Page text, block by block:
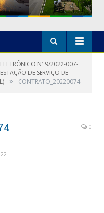
ELETRÔNICO Nº 9/2022-007-
DE SERVIÇO DE
» CONTRATO_20220074
0